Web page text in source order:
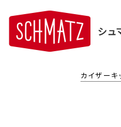
シュ
カイザーキ